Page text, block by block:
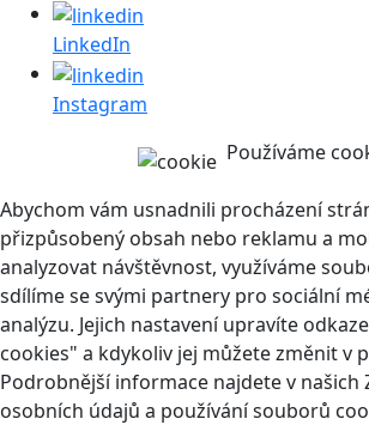
LinkedIn
Instagram
Používáme
Abychom vám usnadnili procházení
přizpůsobený obsah nebo reklamu a
analyzovat návštěvnost, využíváme
sdílíme se svými partnery pro sociální
analýzu. Jejich nastavení upravíte
cookies" a kdykoliv jej můžete změnit v
Podrobnější informace najdete v našich
osobních údajů a používání souborů